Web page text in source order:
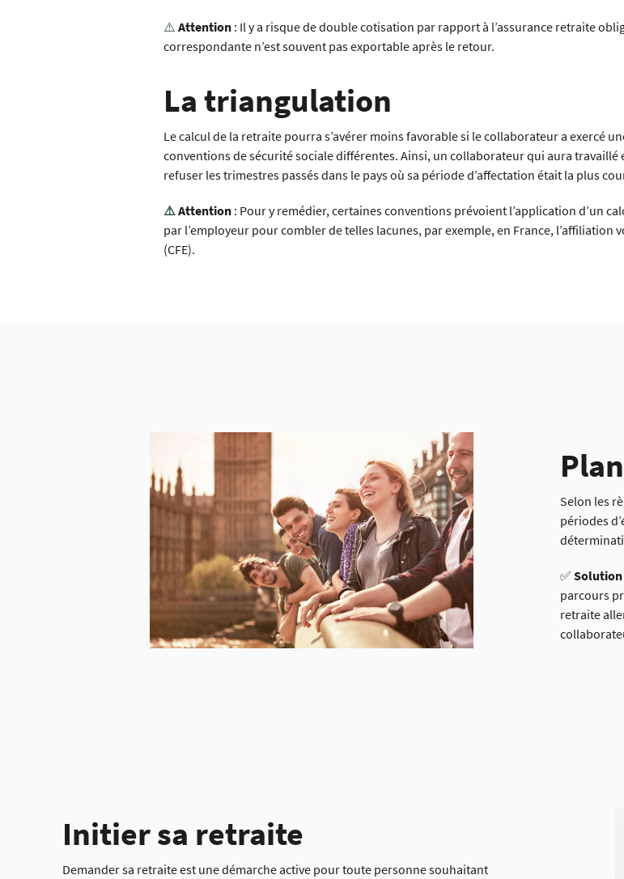
⚠️ Attention : Il y a risque de double cotisation par rapport à l’assurance retraite
correspondante n’est souvent pas exportable après le retour.
La triangulation
Le calcul de la retraite pourra s’avérer moins favorable si le collaborateur a exercé
conventions de sécurité sociale différentes. Ainsi, un collaborateur qui aura travaillé
refuser les trimestres passés dans le pays où sa période d’affectation était la plus
⚠️ Attention : Pour y remédier, certaines conventions prévoient l’application d’un
par l’employeur pour combler de telles lacunes, par exemple, en France, l’affiliation
(CFE).
Selon les
périodes
✅ Solution
parcours
retraite
Initier sa retraite
Demander sa retraite est une démarche active pour toute personne souhaitant